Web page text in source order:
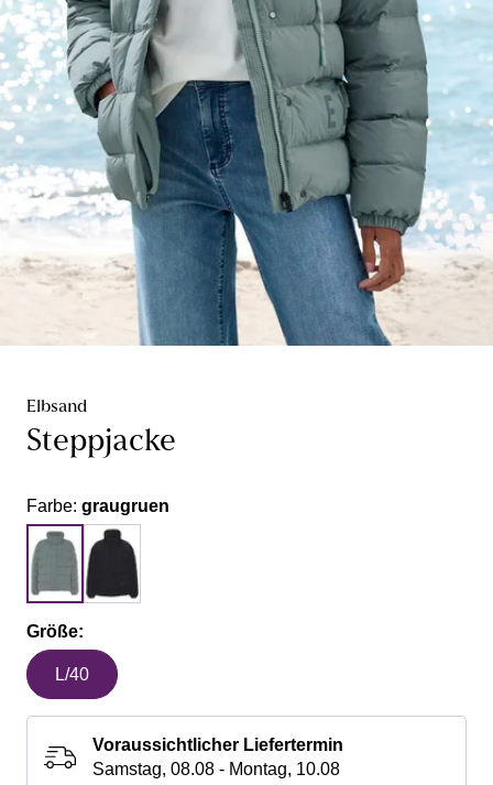
Elbsand
Steppjacke
Farbe: graugruen
Größe:
L/40
Voraussichtlicher Liefertermin
Samstag, 08.08 - Montag, 10.08